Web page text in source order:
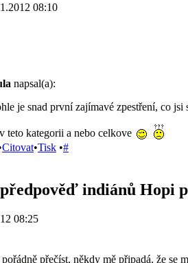
08:10
napsal(a):
je snad první zajímavé zpestření, co jsi
teto kategorii a nebo celkove
Citovat•Tisk •#
indiánů Hopi
08:25
přečíst, někdy mě připadá, že se